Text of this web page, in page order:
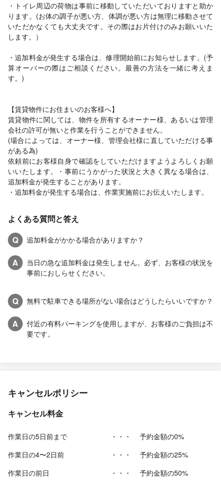
・トイレ周辺の荷物は事前に移動していただいておりますと助か
ります。(お体の調子が悪い方、体調が悪い方は無理に移動させて
いただかなくても大丈夫です。その際はお片付けのみお願いいた
します。）
・追加料金が発生する場合は、修理開始前にお知らせします。(予
算オーバーの際はご相談ください。最善の方法を一緒に考えま
す。)
【賃貸物件にお住まいのお客様へ】
賃貸物件に関しては、物件を所有するオーナー様、あるいは管理
会社の許可が無いと作業を行うことができません。
(場合によっては、オーナー様、管理会社様に直していただける事
がある為)
依頼前にお客様自身で確認をしていただけますようよろしくお願
いいたします。・事前にうかがった状況と大きく異なる場合は、
追加料金が発生することがあります。
・追加料金が発生する場合は、作業実施前にお伝えいたします。
よくある質問と答え
Q
追加料金がかかる場合がありますか？
A
当日の急な追加料金は発生しません。必ず、お客様の状況を
事前におしらせください。
Q 無料で駐車できる場所がない場合はどうしたらいいですか？
A
付近の有料パーキングを使用しますが、お客様のご負担は不
要です。
キャンセルポリシー
キャンセル料金
作業日の5日前まで ・・・
予約金額の0%
作業日の4〜2日前
・・・
予約金額の25%
作業日の前日
・・・ 予約金額の50%